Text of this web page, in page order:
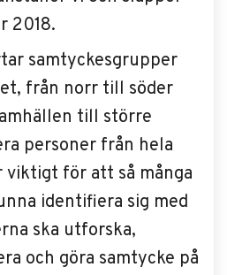
2018.
samtyckesgrupper
från norr till söder
till större
personer från hela
viktigt för att så många
identifiera sig med
ska utforska,
och göra samtycke på